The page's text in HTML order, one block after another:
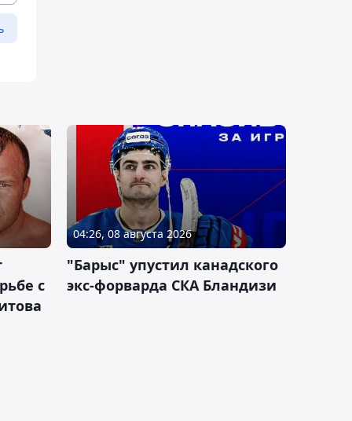
с
04:26, 08 августа 2026
"Барыс" упустил канадского
экс-форварда СКА Бландизи